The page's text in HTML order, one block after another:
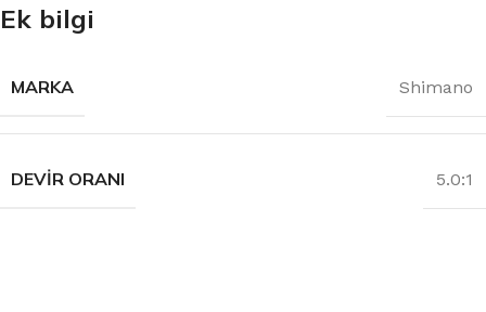
Ek bilgi
MARKA Shimano
DEVIR ORANI 5.0:1